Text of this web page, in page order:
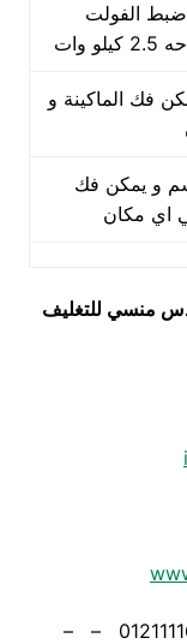
ضبط الفولت
وات
فك الماكينة و
× 117 × 210 سم و يمكن فك
اي مكان
منسي للتغليف
موبايل: 01211116954 – – 01211116956 – –